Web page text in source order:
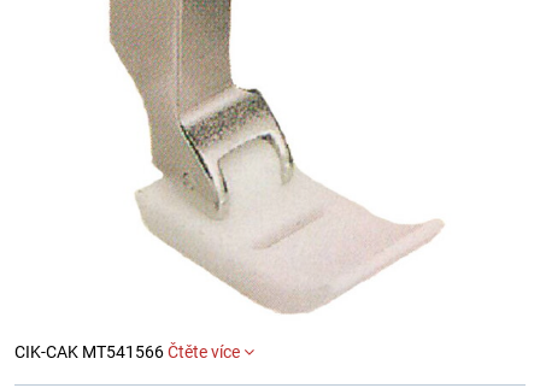
CIK-CAK MT541566Čtěte více